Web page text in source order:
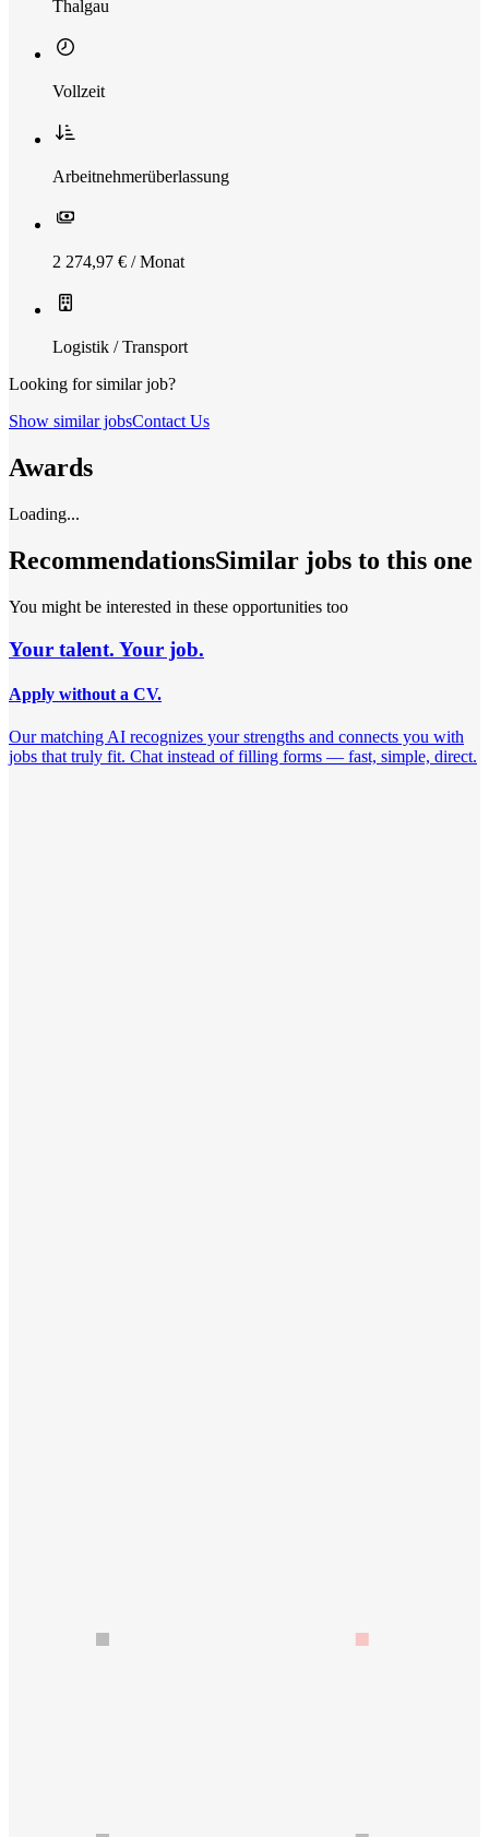
Thalgau
Vollzeit
Arbeitnehmerüberlassung
2 274,97 € / Monat
Logistik / Transport
Looking for similar job?
Show similar jobsContact Us
Awards
Loading...
RecommendationsSimilar jobs to this one
You might be interested in these opportunities too
Your talent. Your job.
Apply without a CV.
Our matching AI recognizes your strengths and connects you with
jobs that truly fit. Chat instead of filling forms — fast, simple, direct.